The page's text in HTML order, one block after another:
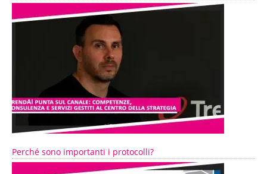
Perché sono importanti i protocolli?